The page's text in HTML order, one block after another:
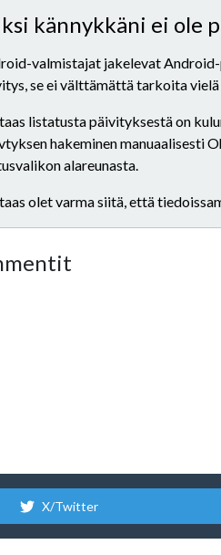
kännykkäni ei ole
valmistajat jakelevat Android-
se ei välttämättä tarkoita
listatusta päivityksestä on
hakeminen manuaalisesti
alareunasta.
olet varma siitä, että
X/Twitter